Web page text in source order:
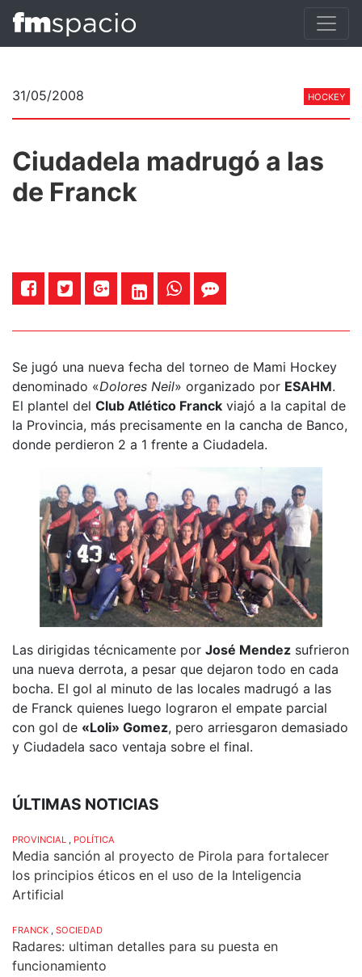
31/05/2008 HOCKEY
Ciudadela madrugó a las
de Franck
Se jugó una nueva fecha del torneo de Mami Hockey
denominado «Dolores Neil» organizado por ESAHM.
El plantel del Club Atlético Franck viajó a la capital de
la Provincia, más precisamente en la cancha de Banco,
donde perdieron 2 a 1 frente a Ciudadela.
Las dirigidas técnicamente por José Mendez sufrieron
una nueva derrota, a pesar que dejaron todo en cada
bocha. El gol al minuto de las locales madrugó a las
de Franck quienes luego lograron el empate parcial
con gol de «Loli» Gomez, pero arriesgaron demasiado
y Ciudadela saco ventaja sobre el final.
ÚLTIMAS NOTICIAS
PROVINCIAL , POLÍTICA
Media sanción al proyecto de Pirola para fortalecer
los principios éticos en el uso de la Inteligencia
Artificial
FRANCK , SOCIEDAD
Radares: ultiman detalles para su puesta en
funcionamiento